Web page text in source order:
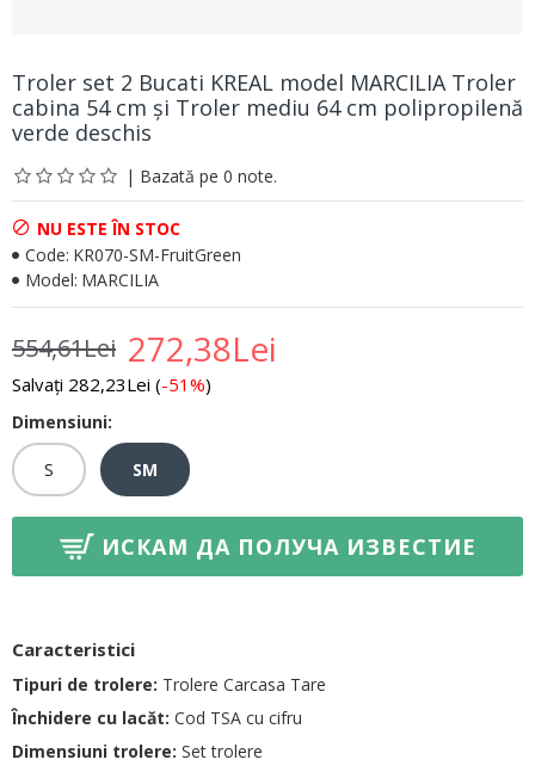
Troler set 2 Bucati KREAL model MARCILIA Troler
cabina 54 cm şi Troler mediu 64 cm polipropilenă
verde deschis
| Bazată pe 0 note.
272,38Lei
554,61Lei
Salvați 282,23Lei (-51%)
NU ESTE ÎN STOC
Code: KR070-SM-FruitGreen
Model: MARCILIA
Dimensiuni:
S SM
ИСКАМ ДА ПОЛУЧА ИЗВЕСТИЕ
Caracteristici
Tipuri de trolere: Trolere Carcasa Tare
Închidere cu lacăt: Cod TSA cu cifru
Dimensiuni trolere: Set trolere